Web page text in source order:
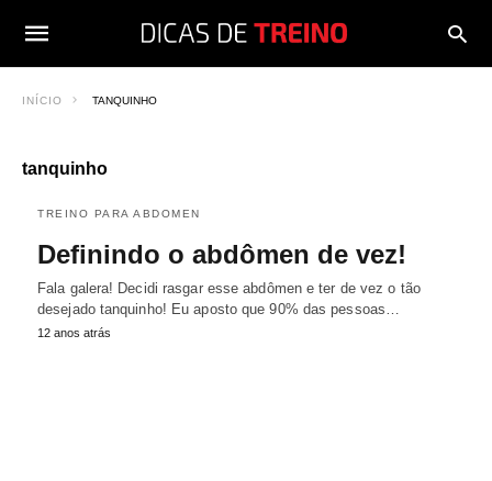
INÍCIO TANQUINHO
tanquinho
TREINO PARA ABDOMEN
Definindo o abdômen de vez!
Fala galera! Decidi rasgar esse abdômen e ter de vez o tão
desejado tanquinho! Eu aposto que 90% das pessoas…
12 anos atrás